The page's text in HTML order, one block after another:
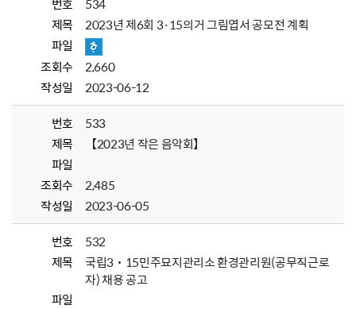
번호
534
제목
2023년 제6회 3·15의거 그림엽서 공모전 계획
파일
조회수
2,660
작성일
2023-06-12
번호
533
제목
【2023년 작은 음악회】
파일
조회수
2,485
작성일
2023-06-05
번호
532
제목
국립3˙15민주묘지관리소 환경관리원(공무직근로
자) 채용 공고
파일